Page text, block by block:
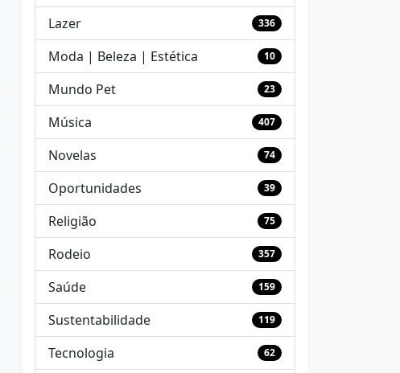
Lazer 336
Moda | Beleza | Estética 10
Mundo Pet 23
Música 407
Novelas 74
Oportunidades 39
Religião 75
Rodeio 357
Saúde 159
Sustentabilidade 119
Tecnologia 62